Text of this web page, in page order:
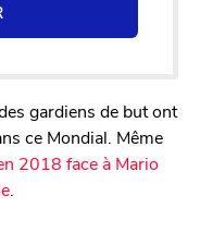
gardiens de but ont
ce Mondial. Même
2018 face à Mario